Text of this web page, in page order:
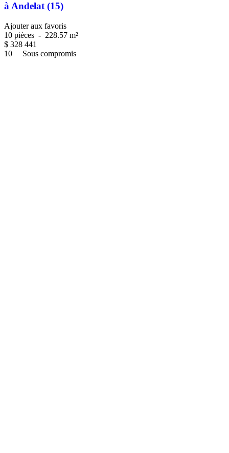
à Andelat (15)
Ajouter aux favoris
10 pièces - 228.57 m²
$ 328 441
10
Sous compromis